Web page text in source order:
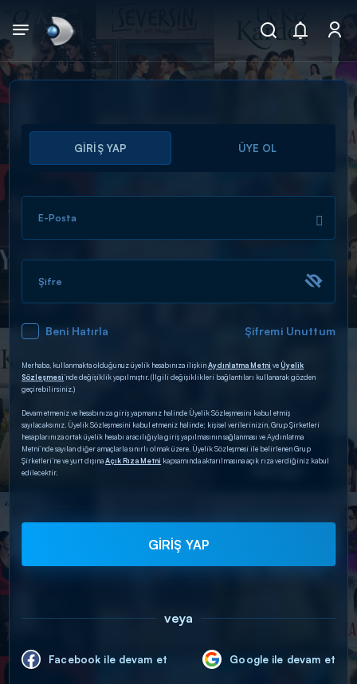
Arama
ARAMA SONUÇLARI
DİĞER SONUÇLAR
GİRİŞ YAP ÜYE OL
E-Posta
Şifre
Beni Hatırla Şifremi Unuttum
Merhaba, kullanmakta olduğunuz üyelik hesabınıza ilişkinAydınlatma Metni veÜyelik
Sözleşmesi’nde değişiklik yapılmıştır. (İlgili değişiklikleri bağlantıları kullanarak gözden
geçirebilirsiniz.)
Devam etmeniz ve hesabınıza giriş yapmanız halinde Üyelik Sözleşmesini kabul etmiş
sayılacaksınız. Üyelik Sözleşmesini kabul etmeniz halinde; kişisel verilerinizin, Grup Şirketleri
hesaplarınıza ortak üyelik hesabı aracılığıyla giriş yapılmasının sağlanması ve Aydınlatma
Metni’nde sayılan diğer amaçlarla sınırlı olmak üzere, Üyelik Sözleşmesi ile belirlenen Grup
Şirketleri’ne ve yurt dışınaAçık Rıza Metni kapsamında aktarılmasına açık rıza verdiğiniz kabul
edilecektir.
GİRİŞ YAP
veya
Facebook ile devam et Google ile devam et